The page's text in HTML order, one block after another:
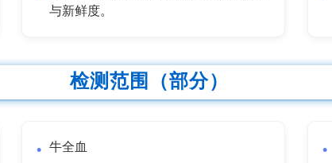
与新鲜度。
检测范围（部分）
牛全血